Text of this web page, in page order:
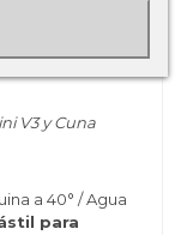
V3 y Cuna
a 40° / Agua
para